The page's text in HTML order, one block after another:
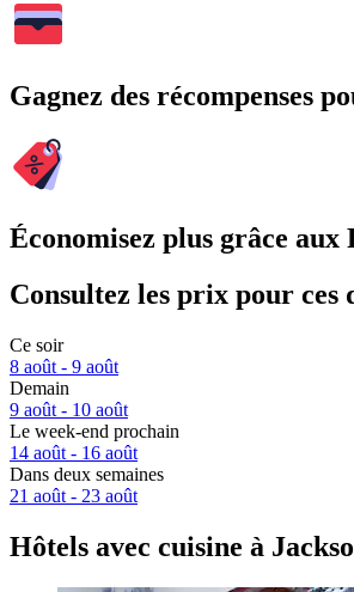
Gagnez des récompenses
Économisez plus grâce
Consultez les prix pour ces
Ce soir
8 août - 9 août
Demain
9 août - 10 août
Le week-end prochain
14 août - 16 août
Dans deux semaines
21 août - 23 août
Hôtels avec cuisine à